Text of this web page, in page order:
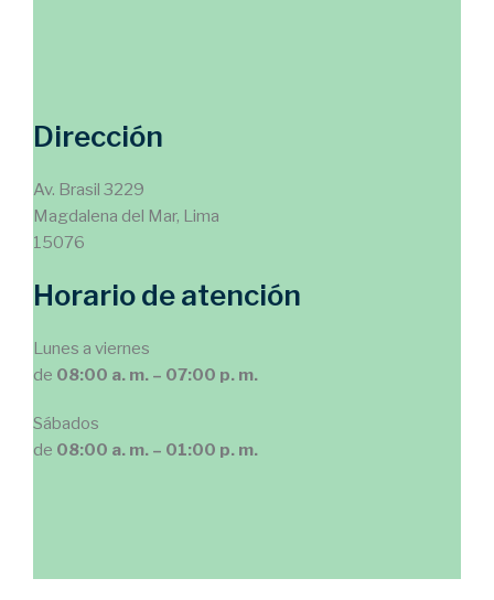
Dirección
Av. Brasil 3229
Magdalena del Mar, Lima
15076
Horario de atención
Lunes a viernes
de 08:00 a. m. – 07:00 p. m.
Sábados
de 08:00 a. m. – 01:00 p. m.